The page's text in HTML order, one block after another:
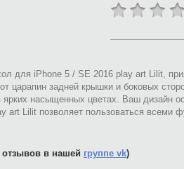
для iPhone 5 / SE 2016 play art Lilit,
задней крышки и боковых
насыщенных цветах. Ваш дизайн
art Lilit позволяет пользоваться всеми
в нашей группе vk)